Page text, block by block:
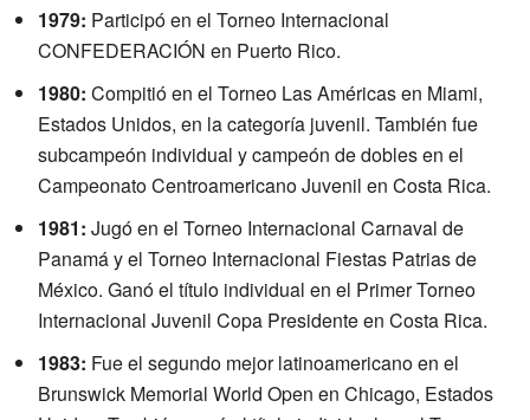
1979: Participó en el Torneo Internacional
CONFEDERACIÓN en Puerto Rico.
1980: Compitió en el Torneo Las Américas en Miami,
Estados Unidos, en la categoría juvenil. También fue
subcampeón individual y campeón de dobles en el
Campeonato Centroamericano Juvenil en Costa Rica.
1981: Jugó en el Torneo Internacional Carnaval de
Panamá y el Torneo Internacional Fiestas Patrias de
México. Ganó el título individual en el Primer Torneo
Internacional Juvenil Copa Presidente en Costa Rica.
1983: Fue el segundo mejor latinoamericano en el
Brunswick Memorial World Open en Chicago, Estados